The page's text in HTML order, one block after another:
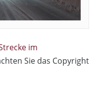
im
Sie das Copyright